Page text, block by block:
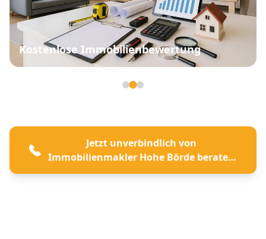
Kostenlose Immobilienbewertung
Jetzt unverbindlich von
Immobilienmakler Hohe Börde beraten
lassen